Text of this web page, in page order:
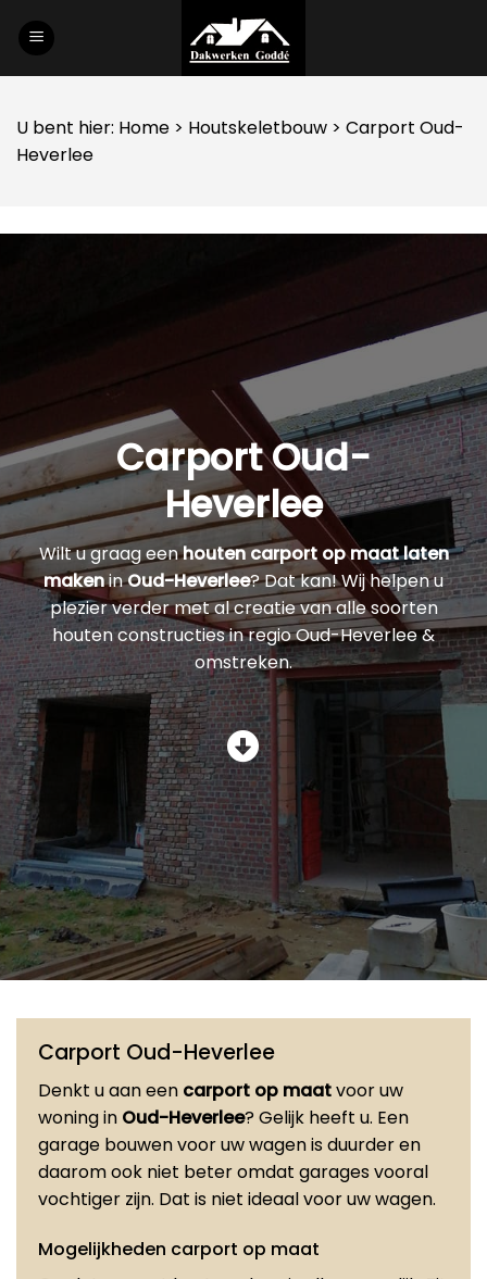
U bent hier: Home > Houtskeletbouw > Carport Oud-
Heverlee
Carport Oud-
Heverlee
Wilt u graag eenhouten carport op maat laten
makeninOud-Heverlee? Dat kan! Wij helpen u
plezier verder met al creatie van alle soorten
houten constructies in regio Oud-Heverlee &
omstreken.
Carport Oud-Heverlee
Denkt u aan een carport op maatvoor uw
woning in Oud-Heverlee? Gelijk heeft u. Een
garage bouwen voor uw wagen is duurder en
daarom ook niet beter omdat garages vooral
vochtiger zijn. Dat is niet ideaal voor uw wagen.
Mogelijkheden carport op maat